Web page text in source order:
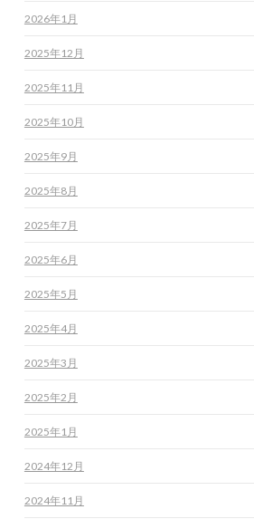
2026年1月
2025年12月
2025年11月
2025年10月
2025年9月
2025年8月
2025年7月
2025年6月
2025年5月
2025年4月
2025年3月
2025年2月
2025年1月
2024年12月
2024年11月